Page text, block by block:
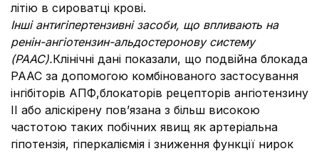
літію в сироватці крові.
Інші антигіпертензивні засоби, що впливають на
ренін-ангіотензин-альдостеронову систему
(РААС).Клінічні дані показали, що подвійна блокада
РААС за допомогою комбінованого застосування
інгібіторів АПФ,блокаторів рецепторів ангіотензину
ІІ або аліскірену пов’язана з більш високою
частотою таких побічних явищ як артеріальна
гіпотензія, гіперкаліємія і зниження функції нирок